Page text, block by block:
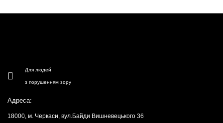
Для людей
з порушенням зору
Адреса:
18000, м. Черкаси, вул.Байди Вишневецького 36